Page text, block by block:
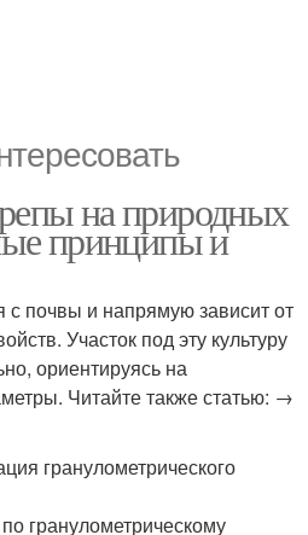
на природных
принципы и
почвы и напрямую зависит от
Участок под эту культуру
ориентируясь на
Читайте также статью: →
гранулометрического
гранулометрическому